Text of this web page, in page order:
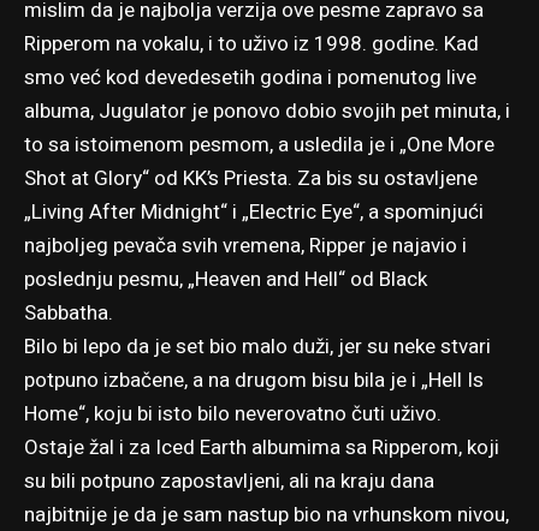
mislim da je najbolja verzija ove pesme zapravo sa
Ripperom na vokalu, i to uživo iz 1998. godine. Kad
smo već kod devedesetih godina i pomenutog live
albuma, Jugulator je ponovo dobio svojih pet minuta, i
to sa istoimenom pesmom, a usledila je i „One More
Shot at Glory“ od KK’s Priesta. Za bis su ostavljene
„Living After Midnight“ i „Electric Eye“, a spominjući
najboljeg pevača svih vremena, Ripper je najavio i
poslednju pesmu, „Heaven and Hell“ od Black
Sabbatha.
Bilo bi lepo da je set bio malo duži, jer su neke stvari
potpuno izbačene, a na drugom bisu bila je i „Hell Is
Home“, koju bi isto bilo neverovatno čuti uživo.
Ostaje žal i za Iced Earth albumima sa Ripperom, koji
su bili potpuno zapostavljeni, ali na kraju dana
najbitnije je da je sam nastup bio na vrhunskom nivou,